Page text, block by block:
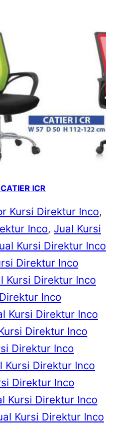
ICR
Kursi Direktur Inco
Inco, Jual Kursi
Kursi Direktur Inco
Direktur Inco
Kursi Direktur Inco
Inco
Kursi Direktur Inco
Direktur Inco
Direktur Inco
Kursi Direktur Inco
Direktur Inco
Kursi Direktur Inco
Kursi Direktur Inco